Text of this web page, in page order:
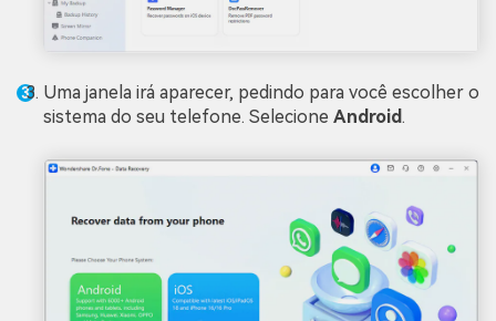
Uma janela irá aparecer, pedindo para você escolher o
sistema do seu telefone. Selecione Android.